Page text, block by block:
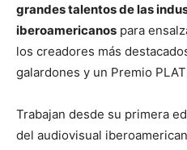
grandes talentos de las
iberoamericanos para
los creadores más
galardones y un Premio
Trabajan desde su primera
del audiovisual